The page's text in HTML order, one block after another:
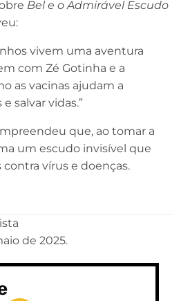
Bel e o Admirável Escudo
vivem uma aventura
com Zé Gotinha e a
as vacinas ajudam a
salvar vidas.”
que, ao tomar a
um escudo invisível que
contra vírus e doenças.
de 2025.